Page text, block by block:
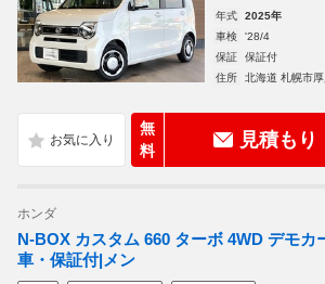
年式 2025年
車検
'28/4
保証
保証付
住所
北海道 札幌市
無
料
見積もり
ホンダ
N-BOX カスタム 660 ターボ 4WD デモカ
車・保証付|メン